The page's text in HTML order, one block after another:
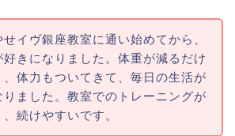
せイヴ銀座教室に通い始めてから、
好きになりました。体重が減るだけ
、体力もついてきて、毎日の生活が
りました。教室でのトレーニングが
続けやすいです。